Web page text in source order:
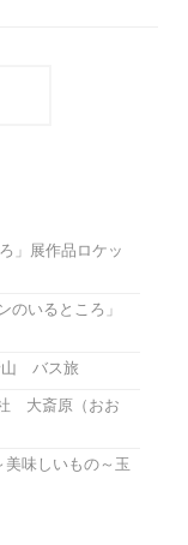
」展作品ロケッ
のいるところ」
山 バス旅
大斎原（おお
味しいもの～玉